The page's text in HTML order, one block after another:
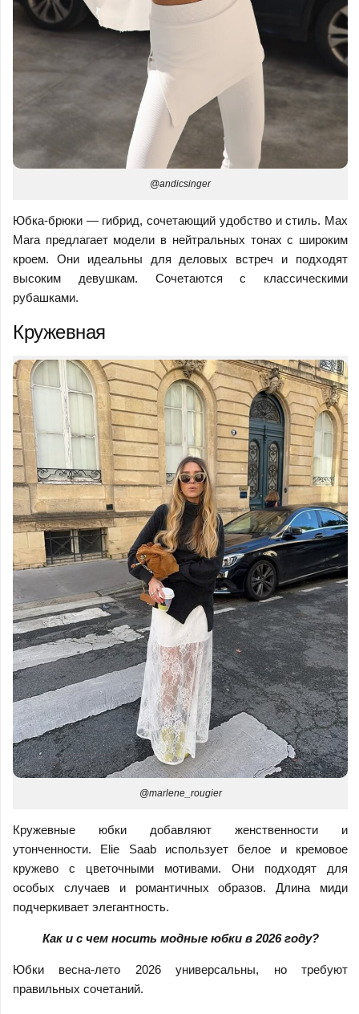
@andicsinger
Юбка-брюки — гибрид, сочетающий удобство и стиль. Max
Mara предлагает модели в нейтральных тонах с широким
кроем. Они идеальны для деловых встреч и подходят
высоким девушкам. Сочетаются с классическими
рубашками.
Кружевная
@marlene_rougier
Кружевные юбки добавляют женственности и
утонченности. Elie Saab использует белое и кремовое
кружево с цветочными мотивами. Они подходят для
особых случаев и романтичных образов. Длина миди
подчеркивает элегантность.
Как и с чем носить модные юбки в 2026 году?
Юбки весна-лето 2026 универсальны, но требуют
правильных сочетаний.